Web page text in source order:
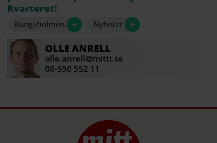
Kvarteret!
Kungsholmen + Nyheter +
OLLEANRELL
olle.anrell@mitti.se
08-550 552 11